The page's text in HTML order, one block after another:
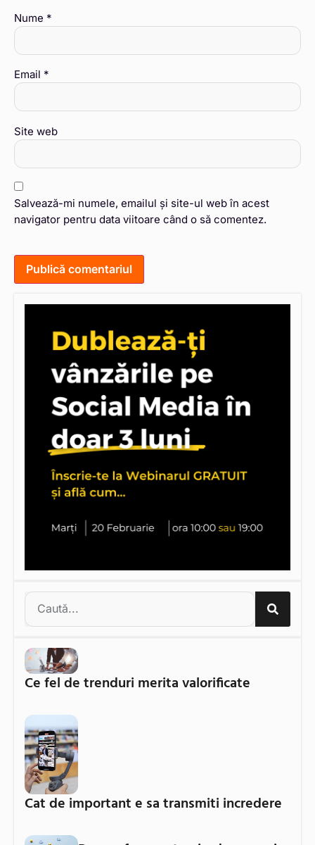
Nume *
Email *
Site web
Salvează-mi numele, emailul și site-ul web în acest
navigator pentru data viitoare când o să comentez.
Ce fel de trenduri merita valorificate
Cat de important e sa transmiti incredere